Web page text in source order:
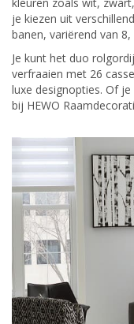
je kiezen uit
banen, variërend van
Je kunt het duo
verfraaien met 26
luxe designopties. Of
bij HEWO